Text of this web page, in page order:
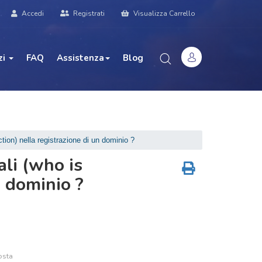
Accedi Registrati Visualizza Carrello
FAQ Assistenza Blog
nella registrazione di un dominio ?
(who is
?